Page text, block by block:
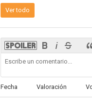
Ver todo
Fecha Valoración